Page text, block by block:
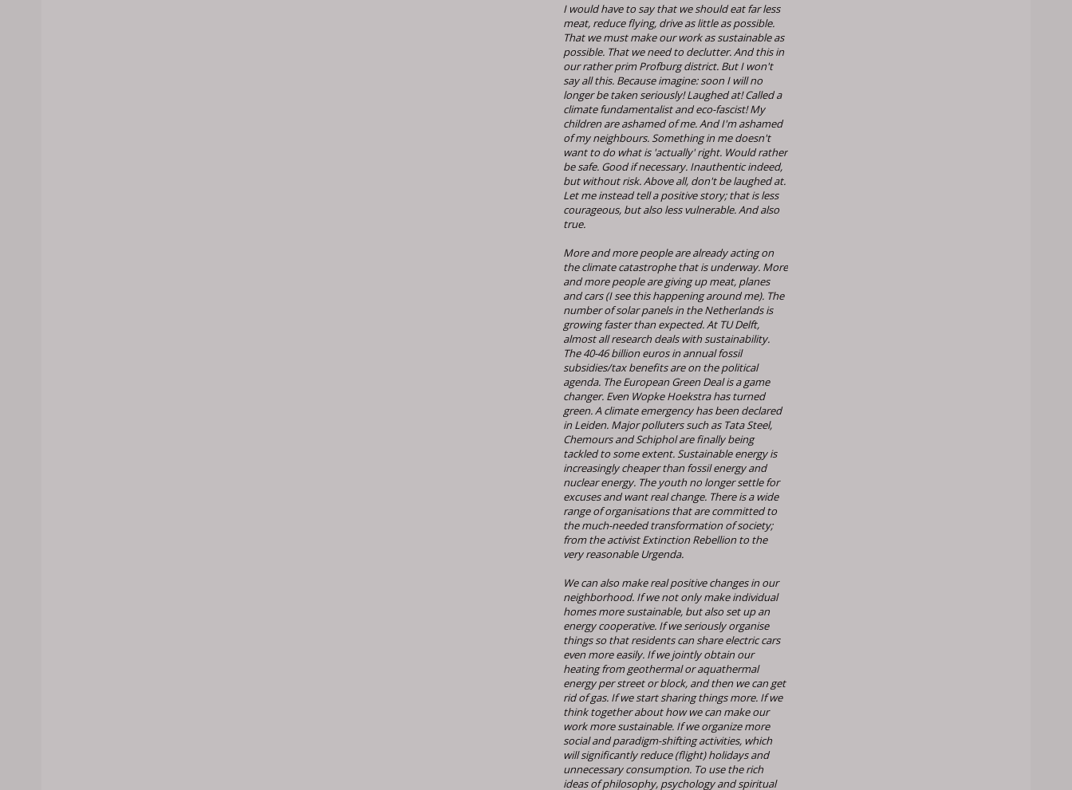
I would have to say that we should eat far less
meat, reduce flying, drive as little as possible.
That we must make our work as sustainable as
possible. That we need to declutter. And this in
our rather prim Profburg district. But I won't
say all this. Because imagine: soon I will no
longer be taken seriously! Laughed at! Called a
climate fundamentalist and eco-fascist! My
children are ashamed of me. And I'm ashamed
of my neighbours. Something in me doesn't
want to do what is 'actually' right. Would rather
be safe. Good if necessary. Inauthentic indeed,
but without risk. Above all, don't be laughed at.
Let me instead tell a positive story; that is less
courageous, but also less vulnerable. And also
true.
More and more people are already acting on
the climate catastrophe that is underway. More
and more people are giving up meat, planes
and cars (I see this happening around me). The
number of solar panels in the Netherlands is
growing faster than expected. At TU Delft,
almost all research deals with sustainability.
The 40-46 billion euros in annual fossil
subsidies/tax benefits are on the political
agenda. The European Green Deal is a game
changer. Even Wopke Hoekstra has turned
green. A climate emergency has been declared
in Leiden. Major polluters such as Tata Steel,
Chemours and Schiphol are finally being
tackled to some extent. Sustainable energy is
increasingly cheaper than fossil energy and
nuclear energy. The youth no longer settle for
excuses and want real change. There is a wide
range of organisations that are committed to
the much-needed transformation of society;
from the activist Extinction Rebellion to the
very reasonable Urgenda.
We can also make real positive changes in our
neighborhood. If we not only make individual
homes more sustainable, but also set up an
energy cooperative. If we seriously organise
things so that residents can share electric cars
even more easily. If we jointly obtain our
heating from geothermal or aquathermal
energy per street or block, and then we can get
rid of gas. If we start sharing things more. If we
think together about how we can make our
work more sustainable. If we organize more
social and paradigm-shifting activities, which
will significantly reduce (flight) holidays and
unnecessary consumption. To use the rich
ideas of philosophy, psychology and spiritual